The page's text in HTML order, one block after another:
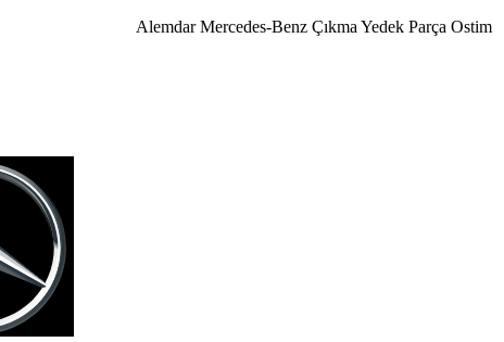
Alemdar Mercedes-Benz Çıkma Yedek Parça Ostim